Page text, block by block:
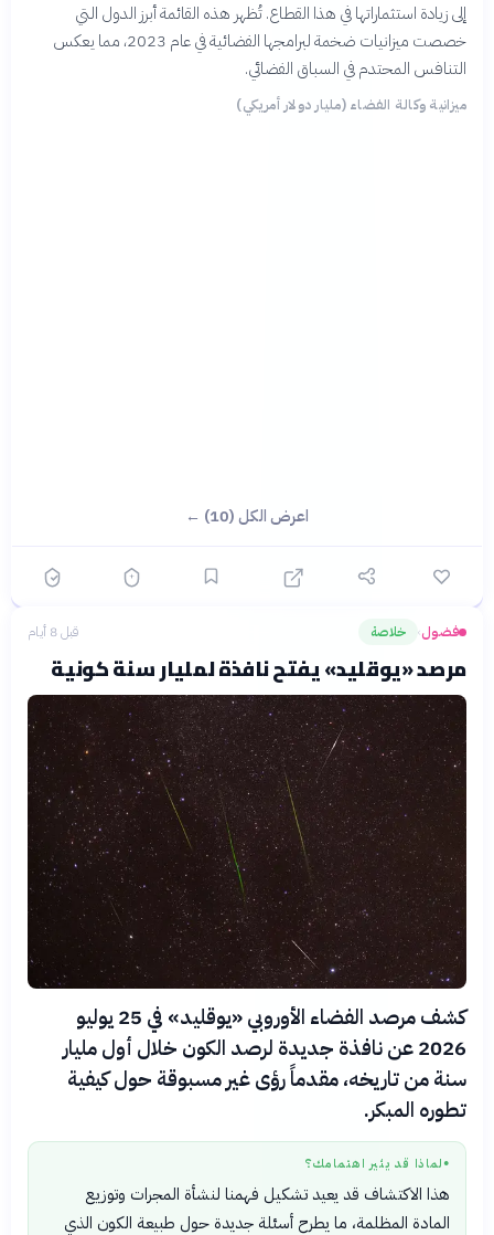
إلى زيادة استثماراتها في هذا القطاع. تُظهر هذه القائمة أبرز الدول التي
خصصت ميزانيات ضخمة لبرامجها الفضائية في عام 2023، مما يعكس
التنافس المحتدم في السباق الفضائي.
ميزانية وكالة الفضاء (مليار دولار أمريكي)
اعرض الكل (10) ←
فضول› خلاصة قبل 8 أيام
مرصد «يوقليد» يفتح نافذة لمليار سنة كونية
كشف مرصد الفضاء الأوروبي «يوقليد» في 25 يوليو
2026 عن نافذة جديدة لرصد الكون خلال أول مليار
سنة من تاريخه، مقدماً رؤى غير مسبوقة حول كيفية
تطوره المبكر.
● لماذا قد يثير اهتمامك؟
هذا الاكتشاف قد يعيد تشكيل فهمنا لنشأة المجرات وتوزيع
المادة المظلمة، ما يطرح أسئلة جديدة حول طبيعة الكون الذي